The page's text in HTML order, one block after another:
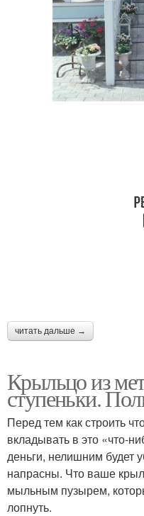
читать дальше →
Крыльцо из
ступеньки.
Перед тем как строить
вкладывать в это «что-
деньги, нелишним будет
напрасны. Что ваше
мыльным пузырем,
лопнуть.